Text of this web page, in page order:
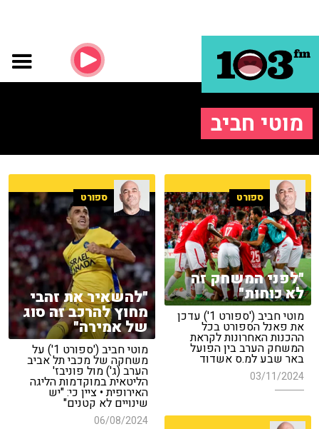
מוטי חביב
ספורט
"לפני המשחק זה
לא כוחות"
מוטי חביב ('ספורט 1') עדכן
את פאנל הספורט בכל
ההכנות האחרונות לקראת
המשחק הערב בין הפועל
באר שבע למ.ס אשדוד
03/11/2024
ספורט
"להשאיר את זהבי
מחוץ להרכב זה סוג
של אמירה"
מוטי חביב ('ספורט 1') על
משחקה של מכבי תל אביב
הערב (ג') מול פוניבז'
הליטאית במוקדמות הליגה
האירופית • ציין כי: "יש
שינויים לא קטנים"
06/08/2024